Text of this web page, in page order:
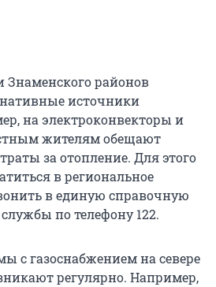
Знаменского районов
источники
на электроконвекторы и
жителям обещают
за отопление. Для этого
в региональное
в единую справочную
по телефону 122.
с газоснабжением на севере
регулярно. Например,